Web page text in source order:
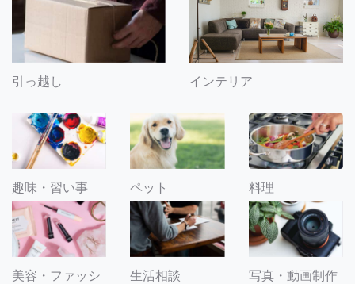
引っ越し インテリア
趣味・習い事 ペット 料理
美容・ファッシ
生活相談 写真・動画制作